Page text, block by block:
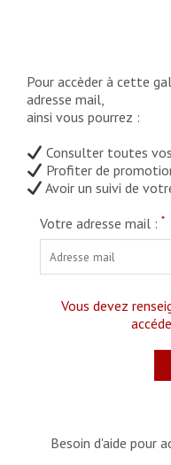
Pour accèder à cette
adresse mail,
ainsi vous pourrez :
Consulter toutes
Profiter de
Avoir un suivi de
Votre adresse mail : *
Vous devez
Besoin d'aide pour